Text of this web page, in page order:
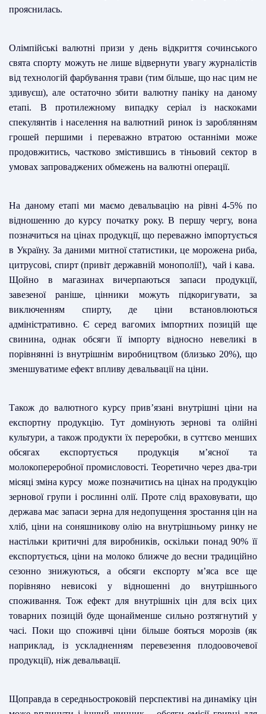
прояснилась.
Олімпійські валютні призи у день відкриття сочинського
свята спорту можуть не лише відвернути увагу журналістів
від технологій фарбування трави (тим більше, що нас цим не
здивуєш), але остаточно збити валютну паніку на даному
етапі. В протилежному випадку серіал із наскоками
спекулянтів і населення на валютний ринок із зароблянням
грошей першими і переважно втратою останніми може
продовжитись, частково змістившись в тіньовий сектор в
умовах запроваджених обмежень на валютні операції.
На даному етапі ми маємо девальвацію на рівні 4-5% по
відношенню до курсу початку року. В першу чергу, вона
позначиться на цінах продукції, що переважно імпортується
в Україну. За даними митної статистики, це морожена риба,
цитрусові, спирт (привіт державній монополії!), чай і кава.
Щойно в магазинах вичерпаються запаси продукції,
завезеної раніше, цінники можуть підкоригувати, за
виключенням спирту, де ціни встановлюються
адміністративно. Є серед вагомих імпортних позицій ще
свинина, однак обсяги її імпорту відносно невеликі в
порівнянні із внутрішнім виробництвом (близько 20%), що
зменшуватиме ефект впливу девальвації на ціни.
Також до валютного курсу прив’язані внутрішні ціни на
експортну продукцію. Тут домінують зернові та олійні
культури, а також продукти їх переробки, в суттєво менших
обсягах експортується продукція м’ясної та
молокопереробної промисловості. Теоретично через два-три
місяці зміна курсу може позначитись на цінах на продукцію
зернової групи і рослинні олії. Проте слід враховувати, що
держава має запаси зерна для недопущення зростання цін на
хліб, ціни на соняшникову олію на внутрішньому ринку не
настільки критичні для виробників, оскільки понад 90% її
експортується, ціни на молоко ближче до весни традиційно
сезонно знижуються, а обсяги експорту м’яса все ще
порівняно невисокі у відношенні до внутрішнього
споживання. Тож ефект для внутрішніх цін для всіх цих
товарних позицій буде щонайменше сильно розтягнутий у
часі. Поки що споживчі ціни більше бояться морозів (як
наприклад, із ускладненням перевезення плодоовочевої
продукції), ніж девальвації.
Щоправда в середньостроковій перспективі на динаміку цін